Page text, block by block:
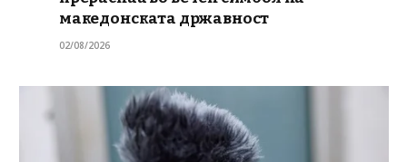
македонската државност
02/08/2026